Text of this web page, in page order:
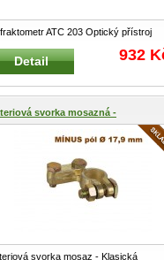
ATC 203 Optický přístroj
testování obsahu cukru, sol...
Detail 932
svorka mosazná -
svorka mosaz - Klasická